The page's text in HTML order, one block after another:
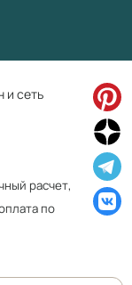
и сеть
расчет,
по